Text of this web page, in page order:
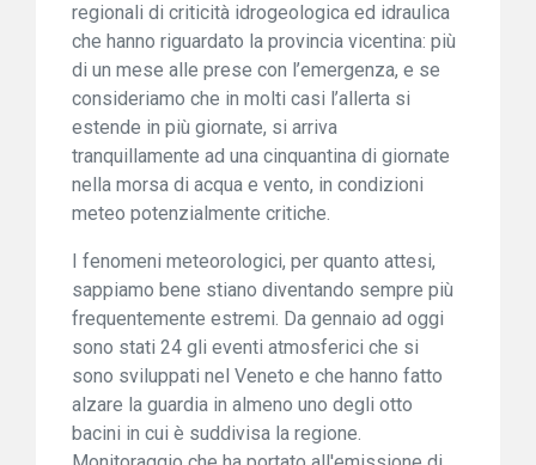
regionali di criticità idrogeologica ed idraulica
che hanno riguardato la provincia vicentina: più
di un mese alle prese con l’emergenza, e se
consideriamo che in molti casi l’allerta si
estende in più giornate, si arriva
tranquillamente ad una cinquantina di giornate
nella morsa di acqua e vento, in condizioni
meteo potenzialmente critiche.
I fenomeni meteorologici, per quanto attesi,
sappiamo bene stiano diventando sempre più
frequentemente estremi. Da gennaio ad oggi
sono stati 24 gli eventi atmosferici che si
sono sviluppati nel Veneto e che hanno fatto
alzare la guardia in almeno uno degli otto
bacini in cui è suddivisa la regione.